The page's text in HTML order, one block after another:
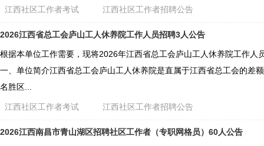
江西社区工作者考试 江西社区工作者招聘公告
2026江西省总工会庐山工人休养院工作人员招聘3人公告
根据本单位工作需要，现将2026年江西省总工会庐山工人休养院工作人
一、单位简介江西省总工会庐山工人休养院是直属于江西省总工会的差
名胜区...
江西社区工作者考试 江西社区工作者招聘公告
2026江西南昌市青山湖区招聘社区工作者（专职网格员）60人公告